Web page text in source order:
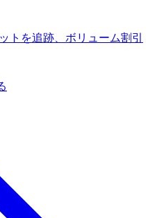
トを追跡、ボリューム割引